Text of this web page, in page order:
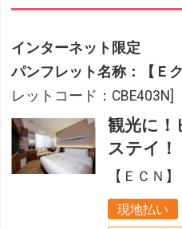
インターネット限定
パンフレット名称：【Ｅ
レットコード：CBE403N]
観光に！
ステイ！
【ＥＣＮ
現地払い